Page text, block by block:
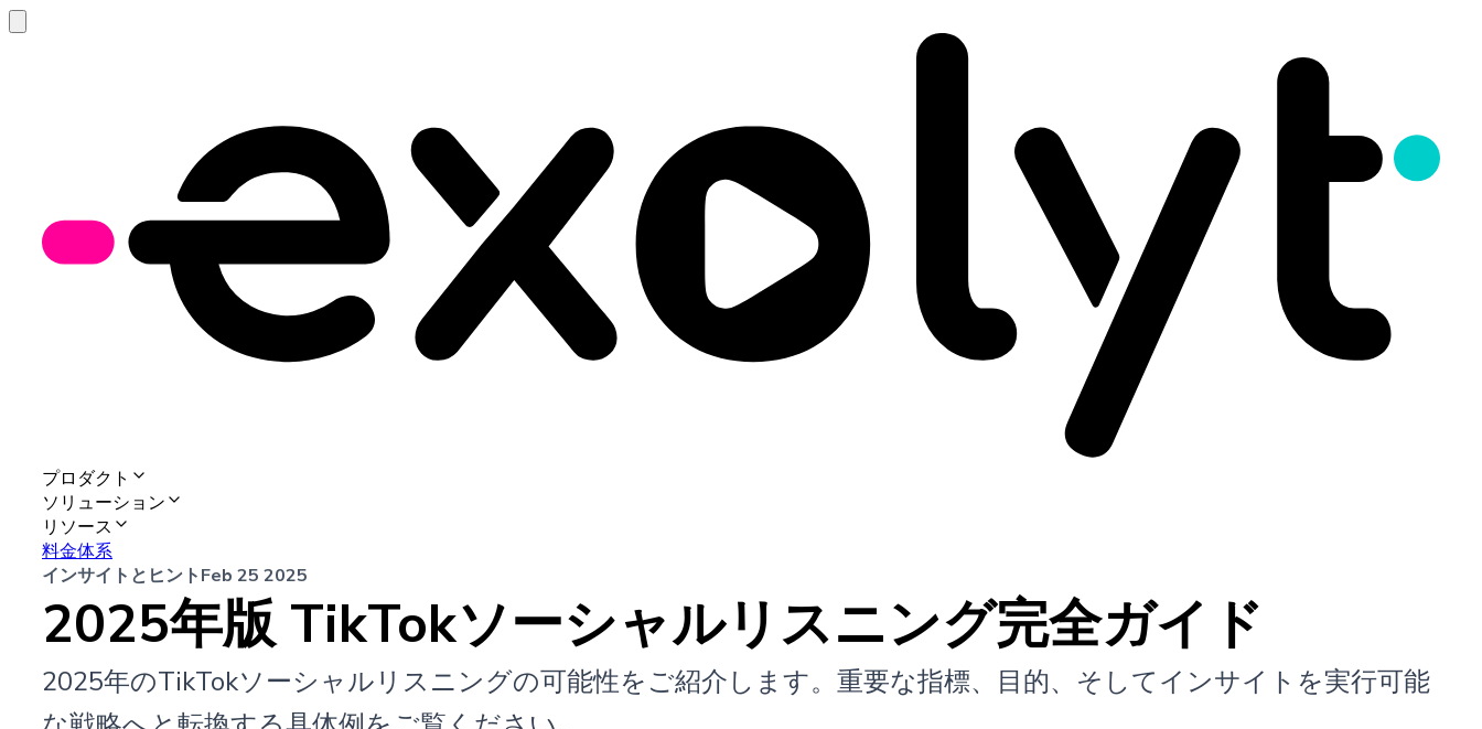
プロダクト
ソリューション
リソース
料金体系
インサイトとヒントFeb 25 2025
2025年版 TikTokソーシャルリスニング完全ガイド
2025年のTikTokソーシャルリスニングの可能性をご紹介します。重要な指標、目的、そしてインサイトを実行可能